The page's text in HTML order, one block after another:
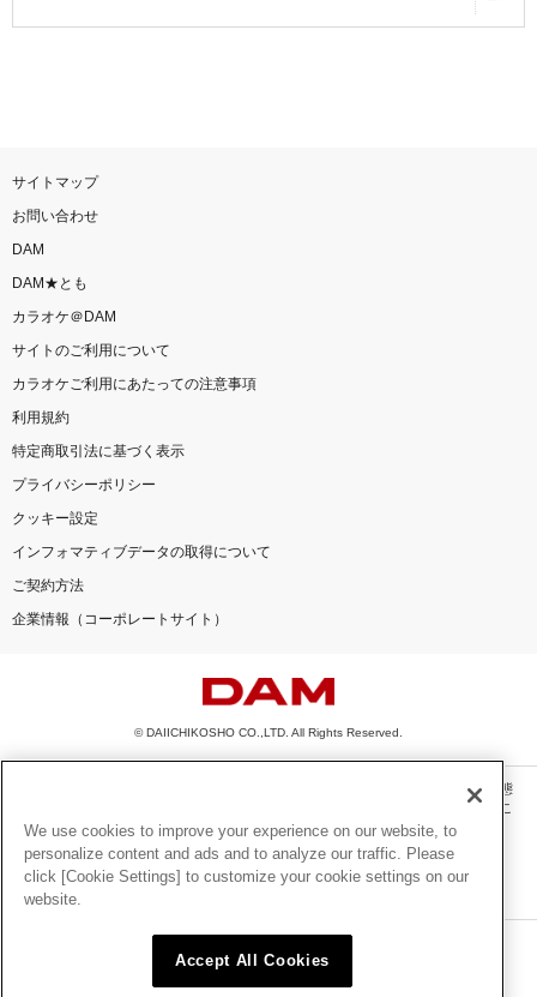
サイトマップ
お問い合わせ
DAM
DAM★とも
カラオケ＠DAM
サイトのご利用について
カラオケご利用にあたっての注意事項
利用規約
特定商取引法に基づく表示
プライバシーポリシー
クッキー設定
インフォマティブデータの取得について
ご契約方法
企業情報（コーポレートサイト）
© DAIICHIKOSHO CO.,LTD. All Rights Reserved.
このサイトに掲載されている一切の文章・画像・写真・動画・音声等を、手段や形態
を問わず、著作権法の定める範囲を超えて無断で複製、転載、ファイル化などするこ
とを禁じます。
楽曲及びコンテンツは、機種によりご利用いただけない場合があります。
楽曲及びコンテンツの配信日、配信内容が変更になる場合があります。
楽曲によりMYリスト保存ができない場合があります。
6602250213Y31015 6602250112Y38026 6602250240Y31015
6602250241Y45122
We use cookies to improve your experience on our website, to
personalize content and ads and to analyze our traffic. Please
click [Cookie Settings] to customize your cookie settings on our
website.
Accept All Cookies